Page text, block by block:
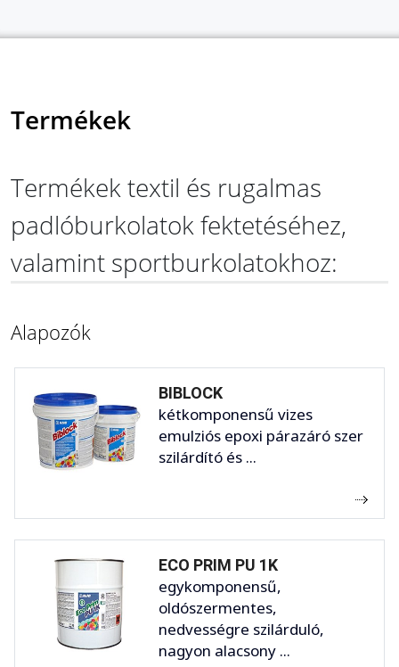
Termékek
Termékek textil és rugalmas
padlóburkolatok fektetéséhez,
valamint sportburkolatokhoz:
Alapozók
BIBLOCK
kétkomponensű vizes
emulziós epoxi párazáró szer
szilárdító és ...
ECO PRIM PU 1K
egykomponensű,
oldószermentes,
nedvességre szilárduló,
nagyon alacsony ...